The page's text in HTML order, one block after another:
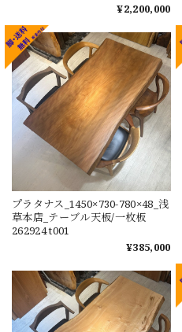
¥2,200,000
プラタナス_1450×730-780×48_浅
草本店_テーブル天板/一枚板
262924 t001
¥385,000